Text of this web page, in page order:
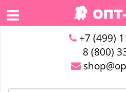
+7 (499)
8 (800)